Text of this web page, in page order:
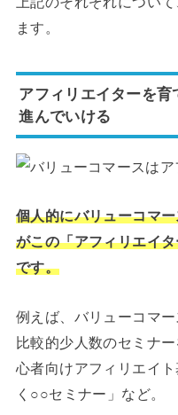
ます。
アフィリエイターを
進んでいける
個人的にバリューコマ
がこの「アフィリエイ
です。
例えば、バリューコマ
比較的少人数のセミナ
心者向けアフィリエイ
く○○セミナー」など。